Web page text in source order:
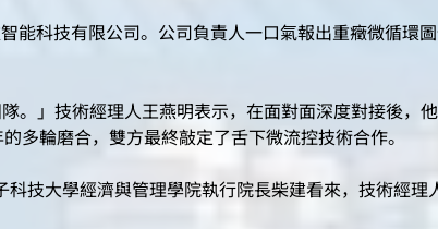
科技有限公司。公司負責人一口氣報出重癥微循環
」技術經理人王燕明表示，在面對面深度對接後，
輪磨合，雙方最終敲定了舌下微流控技術合作。
大學經濟與管理學院執行院長柴建看來，技術經理